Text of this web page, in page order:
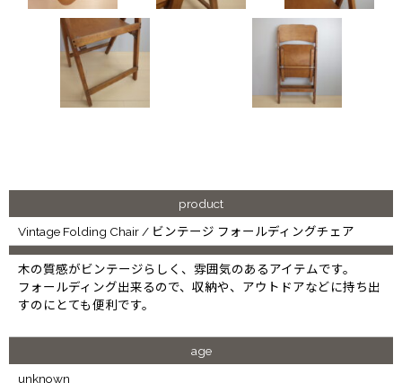
product
Vintage Folding Chair / ビンテージ フォールディングチェア
木の質感がビンテージらしく、雰囲気のあるアイテムです。
フォールディング出来るので、収納や、アウトドアなどに持ち出
すのにとても便利です。
age
unknown